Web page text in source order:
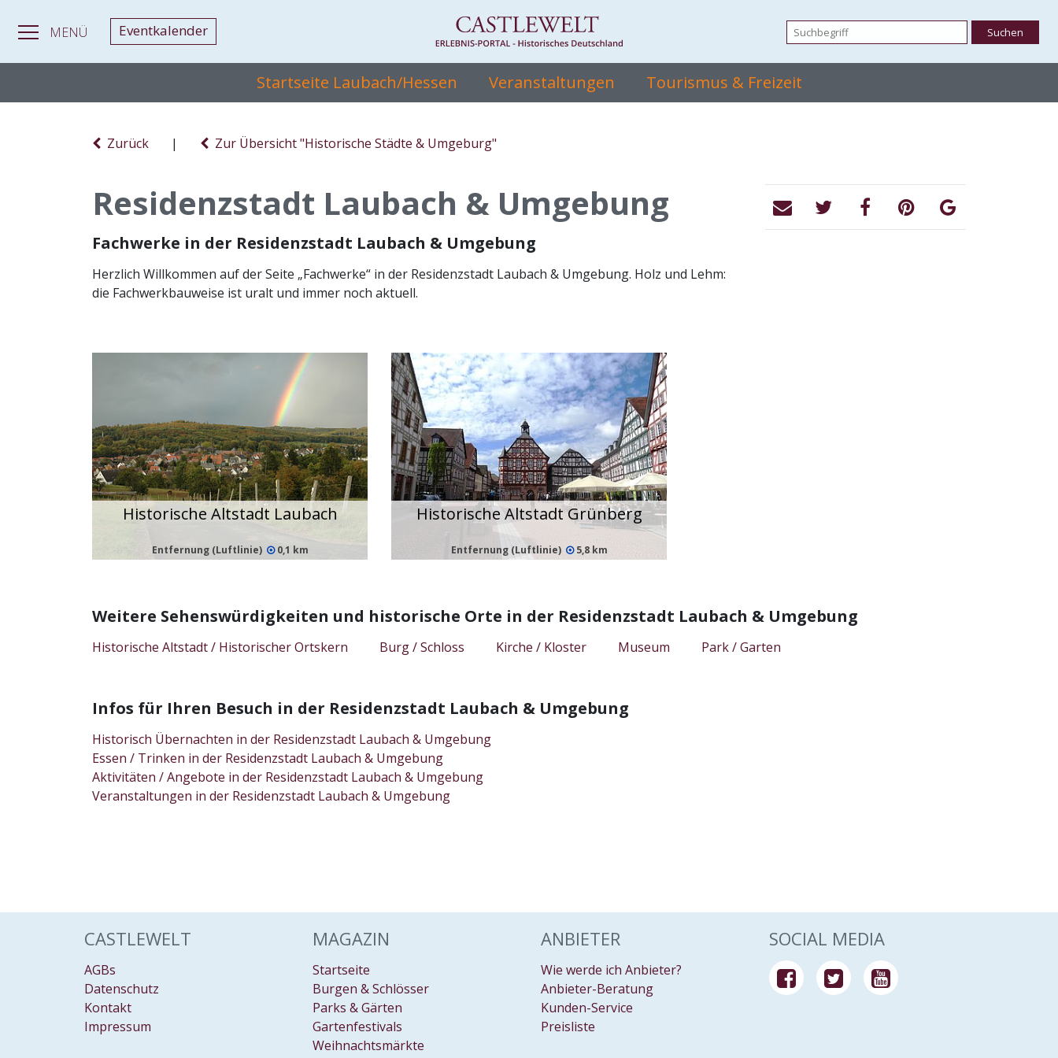
MENÜ Eventkalender
Startseite Laubach/Hessen Veranstaltungen Tourismus & Freizeit
Zurück | Zur Übersicht "Historische Städte & Umgeburg"
Residenzstadt Laubach & Umgebung
Fachwerke in der Residenzstadt Laubach & Umgebung
Herzlich Willkommen auf der Seite „Fachwerke“ in der Residenzstadt Laubach & Umgebung. Holz und Lehm:
die Fachwerkbauweise ist uralt und immer noch aktuell.
Historische Altstadt Laubach
Entfernung (Luftlinie) 0,1 km
Historische Altstadt Grünberg
Entfernung (Luftlinie) 5,8 km
Weitere Sehenswürdigkeiten und historische Orte in der Residenzstadt Laubach & Umgebung
Historische Altstadt / Historischer Ortskern Burg / Schloss Kirche / Kloster Museum Park / Garten
Infos für Ihren Besuch in der Residenzstadt Laubach & Umgebung
Historisch Übernachten in der Residenzstadt Laubach & Umgebung
Essen / Trinken in der Residenzstadt Laubach & Umgebung
Aktivitäten / Angebote in der Residenzstadt Laubach & Umgebung
Veranstaltungen in der Residenzstadt Laubach & Umgebung
CASTLEWELT
AGBs
Datenschutz
Kontakt
Impressum
MAGAZIN
Startseite
Burgen & Schlösser
Parks & Gärten
Gartenfestivals
Weihnachtsmärkte
ANBIETER
Wie werde ich Anbieter?
Anbieter-Beratung
Kunden-Service
Preisliste
SOCIAL MEDIA